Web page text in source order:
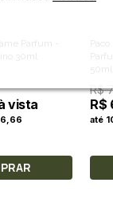
Parfum -
30ml
vista
R$
R$
até